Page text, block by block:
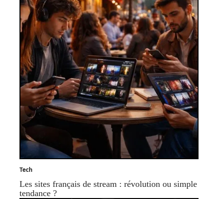
Tech
Les sites français de stream : révolution ou simple
tendance ?